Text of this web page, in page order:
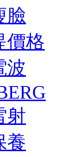
臉
價格
波
射
養